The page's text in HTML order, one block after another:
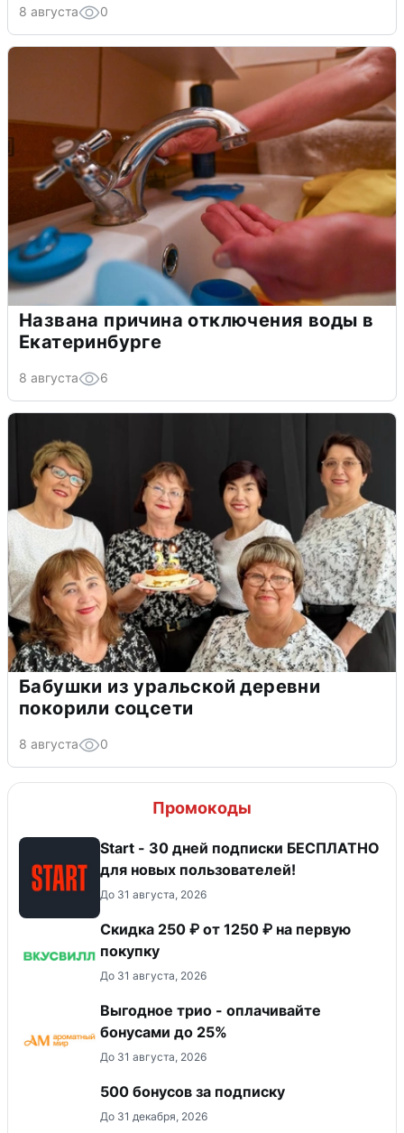
8 августа 0
Названа причина отключения воды в
Екатеринбурге
8 августа 6
Бабушки из уральской деревни
покорили соцсети
8 августа 0
Промокоды
Start - 30 дней подписки БЕСПЛАТНО
для новых пользователей!
До 31 августа, 2026
Скидка 250 ₽ от 1250 ₽ на первую
покупку
До 31 августа, 2026
Выгодное трио - оплачивайте
бонусами до 25%
До 31 августа, 2026
500 бонусов за подписку
До 31 декабря, 2026